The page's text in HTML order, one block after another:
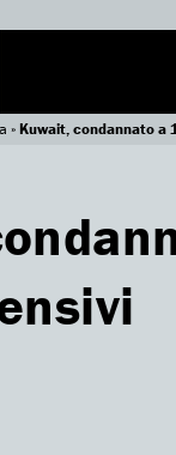
»Kuwait, condannato a